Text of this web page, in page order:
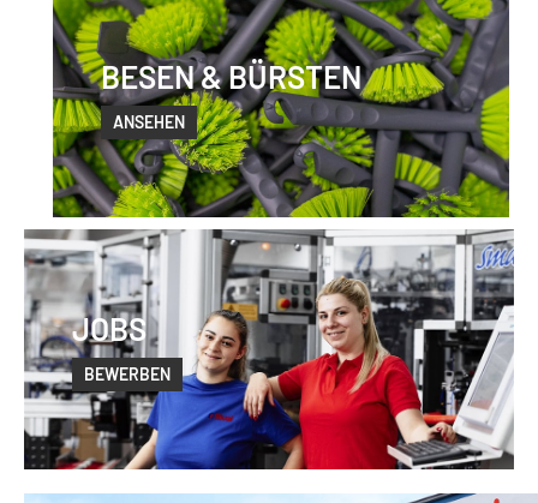
BESEN & BÜRSTEN
ANSEHEN
JOBS
BEWERBEN